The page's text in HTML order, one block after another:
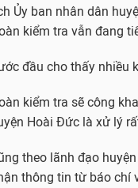
Ủy ban nhân dân
kiểm tra vẫn đang
đầu cho thấy nhiều
kiểm tra sẽ công
Hoài Đức là xử lý
theo lãnh đạo
thông tin từ báo chí